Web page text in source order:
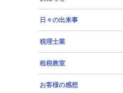
日々の出来事
税理士業
租税教室
お客様の感想